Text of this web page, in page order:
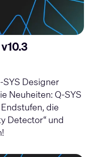
SYS Designer
Neuheiten: Q-SYS
die
Detector“ und